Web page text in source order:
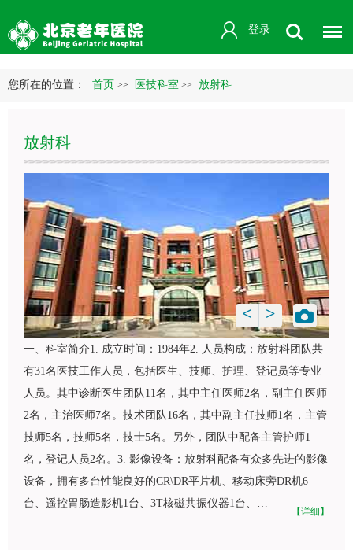
登录
您所在的位置： 首页 >> 医技科室 >> 放射科
放射科
< >
一、科室简介1. 成立时间：1984年2. 人员构成： 放射科团队共
有31名医技工作人员，包括医生、技师、护理、登记员等专业
人员。其中诊断医生团队11名，其中主任医师2名，副主任医师
2名，主治医师7名。技术团队16名，其中副主任技师1名，主管
技师5名，技师5名，技士5名。另外，团队中配备主管护师1
名，登记人员2名。3. 影像设备： 放射科配备有众多先进的影像
设备，拥有多台性能良好的CR\DR平片机、移动床旁DR机6
台、遥控胃肠造影机1台、3T核磁共振仪器1台、…
【详细】